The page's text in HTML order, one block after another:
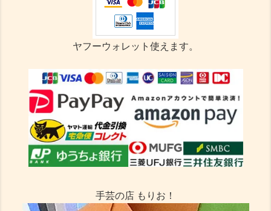
ヤフーウォレット使えます。
手芸の店 もりお！